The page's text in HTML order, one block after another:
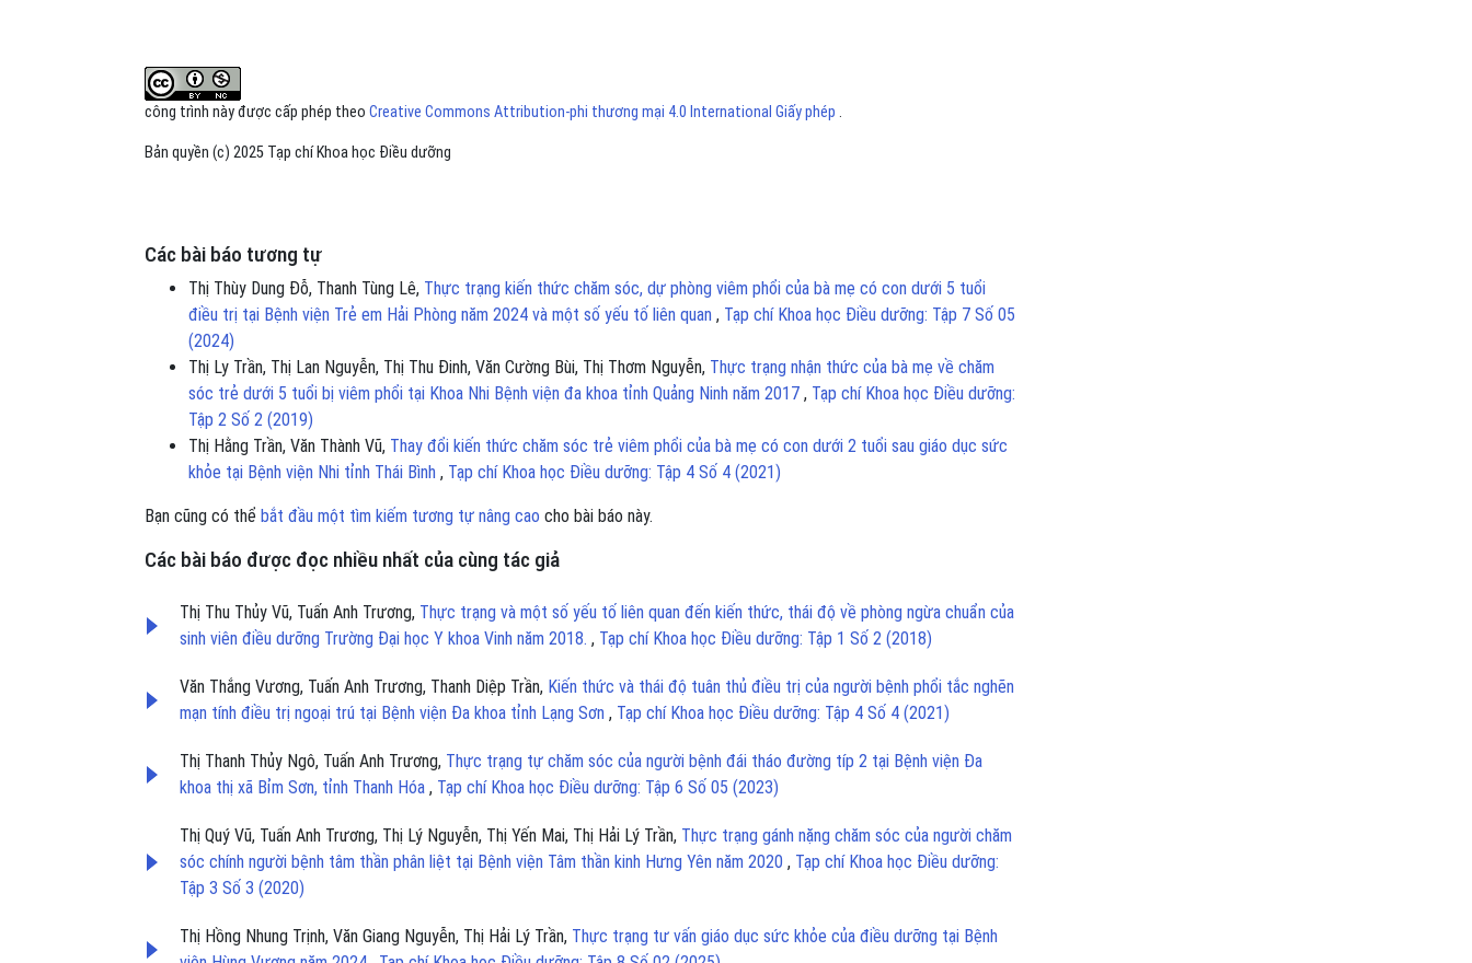
công trình này được cấp phép theo Creative Commons Attribution-phi thương mại 4.0 International Giấy phép .
Bản quyền (c) 2025 Tạp chí Khoa học Điều dưỡng
Các bài báo tương tự
Thị Thùy Dung Đỗ, Thanh Tùng Lê, Thực trạng kiến thức chăm sóc, dự phòng viêm phổi của bà mẹ có con dưới 5 tuổi
điều trị tại Bệnh viện Trẻ em Hải Phòng năm 2024 và một số yếu tố liên quan , Tạp chí Khoa học Điều dưỡng: Tập 7 Số 05
(2024)
Thị Ly Trần, Thị Lan Nguyễn, Thị Thu Đinh, Văn Cường Bùi, Thị Thơm Nguyễn, Thực trạng nhận thức của bà mẹ về chăm
sóc trẻ dưới 5 tuổi bị viêm phổi tại Khoa Nhi Bệnh viện đa khoa tỉnh Quảng Ninh năm 2017 , Tạp chí Khoa học Điều dưỡng:
Tập 2 Số 2 (2019)
Thị Hằng Trần, Văn Thành Vũ, Thay đổi kiến thức chăm sóc trẻ viêm phổi của bà mẹ có con dưới 2 tuổi sau giáo dục sức
khỏe tại Bệnh viện Nhi tỉnh Thái Bình , Tạp chí Khoa học Điều dưỡng: Tập 4 Số 4 (2021)
Bạn cũng có thể bắt đầu một tìm kiếm tương tự nâng cao cho bài báo này.
Các bài báo được đọc nhiều nhất của cùng tác giả
Thị Thu Thủy Vũ, Tuấn Anh Trương, Thực trạng và một số yếu tố liên quan đến kiến thức, thái độ về phòng ngừa chuẩn của
sinh viên điều dưỡng Trường Đại học Y khoa Vinh năm 2018. , Tạp chí Khoa học Điều dưỡng: Tập 1 Số 2 (2018)
Văn Thắng Vương, Tuấn Anh Trương, Thanh Diệp Trần, Kiến thức và thái độ tuân thủ điều trị của người bệnh phổi tắc nghẽn
mạn tính điều trị ngoại trú tại Bệnh viện Đa khoa tỉnh Lạng Sơn , Tạp chí Khoa học Điều dưỡng: Tập 4 Số 4 (2021)
Thị Thanh Thủy Ngô, Tuấn Anh Trương, Thực trạng tự chăm sóc của người bệnh đái tháo đường típ 2 tại Bệnh viện Đa
khoa thị xã Bỉm Sơn, tỉnh Thanh Hóa , Tạp chí Khoa học Điều dưỡng: Tập 6 Số 05 (2023)
Thị Quý Vũ, Tuấn Anh Trương, Thị Lý Nguyễn, Thị Yến Mai, Thị Hải Lý Trần, Thực trạng gánh nặng chăm sóc của người chăm
sóc chính người bệnh tâm thần phân liệt tại Bệnh viện Tâm thần kinh Hưng Yên năm 2020 , Tạp chí Khoa học Điều dưỡng:
Tập 3 Số 3 (2020)
Thị Hồng Nhung Trịnh, Văn Giang Nguyễn, Thị Hải Lý Trần, Thực trạng tư vấn giáo dục sức khỏe của điều dưỡng tại Bệnh